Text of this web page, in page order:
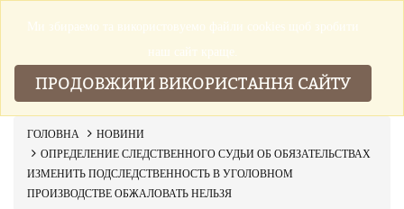
ГОЛОВНА
НОВИНИ
ОПРЕДЕЛЕНИЕ СЛЕДСТВЕННОГО СУДЬИ ОБ ОБЯЗАТЕЛЬСТВАХ
ИЗМЕНИТЬ ПОДСЛЕДСТВЕННОСТЬ В УГОЛОВНОМ
ПРОИЗВОДСТВЕ ОБЖАЛОВАТЬ НЕЛЬЗЯ
Ми збираемо та використовуемо файли cookies щоб зробити
наш сайт краще.
ПРОДОВЖИТИ ВИКОРИСТАННЯ САЙТУ